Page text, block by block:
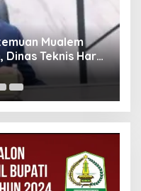
Mualem
Teknis Harus